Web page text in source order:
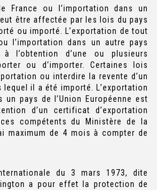
France ou l’importation dans un
être affectée par les lois du pays
ou importé. L’exportation de tout
l’importation dans un autre pays
l’obtention d’une ou plusieurs
ou d’importer. Certaines lois
ou interdire la revente d’un
lequel il a été importé. L’exportation
pays de l’Union Européenne est
d’un certificat d’exportation
compétents du Ministère de la
maximum de 4 mois à compter de
du 3 mars 1973, dite
a pour effet la protection de